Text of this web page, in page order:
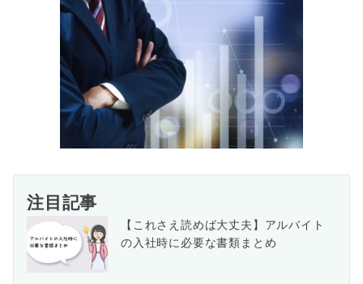
注目記事
【これさえ読めば大丈夫】アルバイト
の入社時に必要な書類まとめ